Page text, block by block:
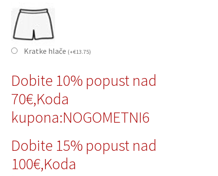
Kratke hlače (+€13.75)
Dobite 10% popust nad
70€,Koda
kupona:NOGOMETNI6
Dobite 15% popust nad
100€,Koda